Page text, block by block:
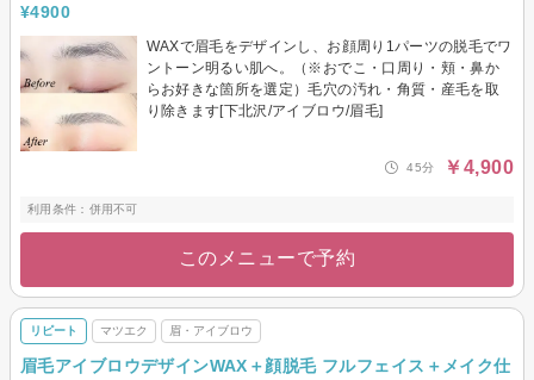
¥4900
WAXで眉毛をデザインし、お顔周り1パーツの脱毛でワ
ントーン明るい肌へ。（※おでこ・口周り・頬・鼻か
らお好きな箇所を選定）毛穴の汚れ・角質・産毛を取
り除きます[下北沢/アイブロウ/眉毛]
45分 ￥4,900
利用条件：併用不可
このメニューで予約
リピート マツエク 眉・アイブロウ
眉毛アイブロウデザインWAX＋顔脱毛 フルフェイス＋メイク仕